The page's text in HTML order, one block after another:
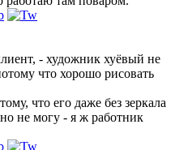
- художник хуёвый не
что хорошо рисовать
что его даже без зеркала
не могу - я ж работник